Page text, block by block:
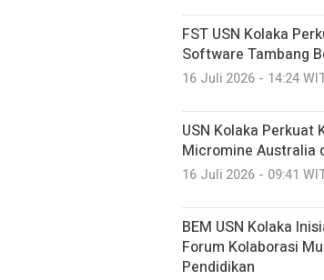
FST USN Kolaka
Software Tambang
16 Juli 2026 - 14:24
USN Kolaka Perkuat
Micromine Australia
16 Juli 2026 - 09:41
BEM USN Kolaka
Forum Kolaborasi
Pendidikan